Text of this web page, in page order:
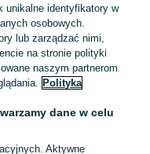
kwiatów – bez
unikalne identyfikatory w
osobowych.
lub zarządzać nimi,
na stronie polityki
naszym partnerom
Polityka
dane w celu
Aktywne